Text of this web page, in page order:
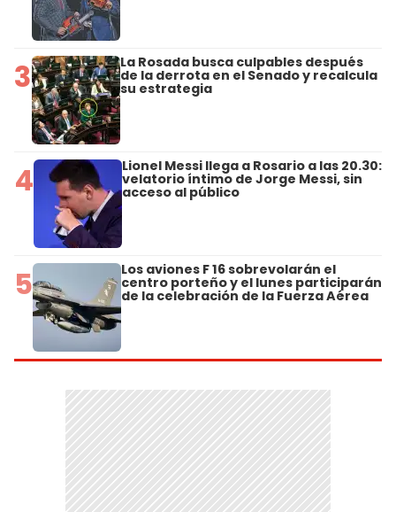
3 La Rosada busca culpables después
de la derrota en el Senado y recalcula
su estrategia
4 Lionel Messi llega a Rosario a las 20.30:
velatorio íntimo de Jorge Messi, sin
acceso al público
5 Los aviones F 16 sobrevolarán el
centro porteño y el lunes participarán
de la celebración de la Fuerza Aérea